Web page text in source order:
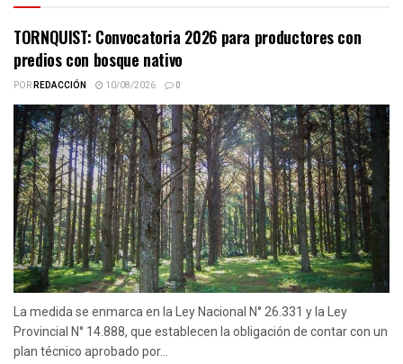
TORNQUIST: Convocatoria 2026 para productores con
predios con bosque nativo
PORREDACCIÓN 10/08/2026 0
La medida se enmarca en la Ley Nacional N° 26.331 y la Ley
Provincial N° 14.888, que establecen la obligación de contar con un
plan técnico aprobado por...